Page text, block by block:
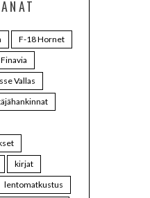
F-18 Hornet
Finavia
Vallas
kirjat
lentomatkustus